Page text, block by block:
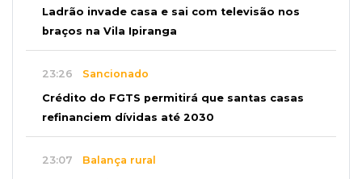
Ladrão invade casa e sai com televisão nos
braços na Vila Ipiranga
23:26 Sancionado
Crédito do FGTS permitirá que santas casas
refinanciem dívidas até 2030
23:07 Balança rural